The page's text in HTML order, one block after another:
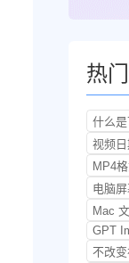
热
什么
视频
MP4
电脑
Mac
GPT
不改